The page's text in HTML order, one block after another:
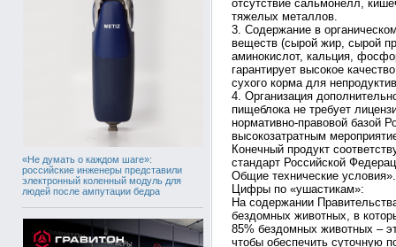
«Не думать о каждом шаге»:
российские инженеры представили
электронный коленный модуль для
людей после ампутации бедра
отсутствие сальмонелл,
тяжелых металлов.
3. Содержание в
веществ (сырой жир, сырой
аминокислот, кальция,
гарантирует высокое
сухого корма для
4. Организация
пищеблока не требует
нормативно-правовой базой
высокозатратным
Конечный продукт
стандарт Российской
Общие технические условия».
Цифры по «ушастикам»:
На содержании
бездомных животных, в
85% бездомных животных –
чтобы обеспечить суточную